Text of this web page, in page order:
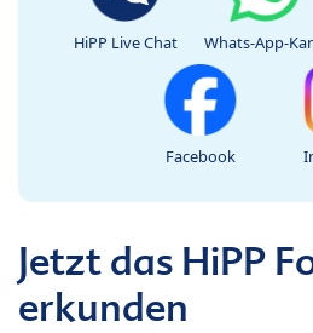
HiPP Live Chat Whats-App-
Facebook
Jetzt das HiPP
erkunden